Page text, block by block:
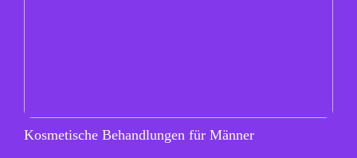
Kosmetische Behandlungen für Männer